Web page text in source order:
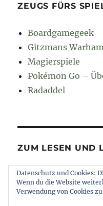
ZEUGS FÜRS
Boardgamegeek
Gitzmans
Magierspiele
Pokémon Go –
Radaddel
ZUM LESEN UND
Euroncap
Tong
Datenschutz und Cookies:
Wenn du die Website
Verwendung von Cookies